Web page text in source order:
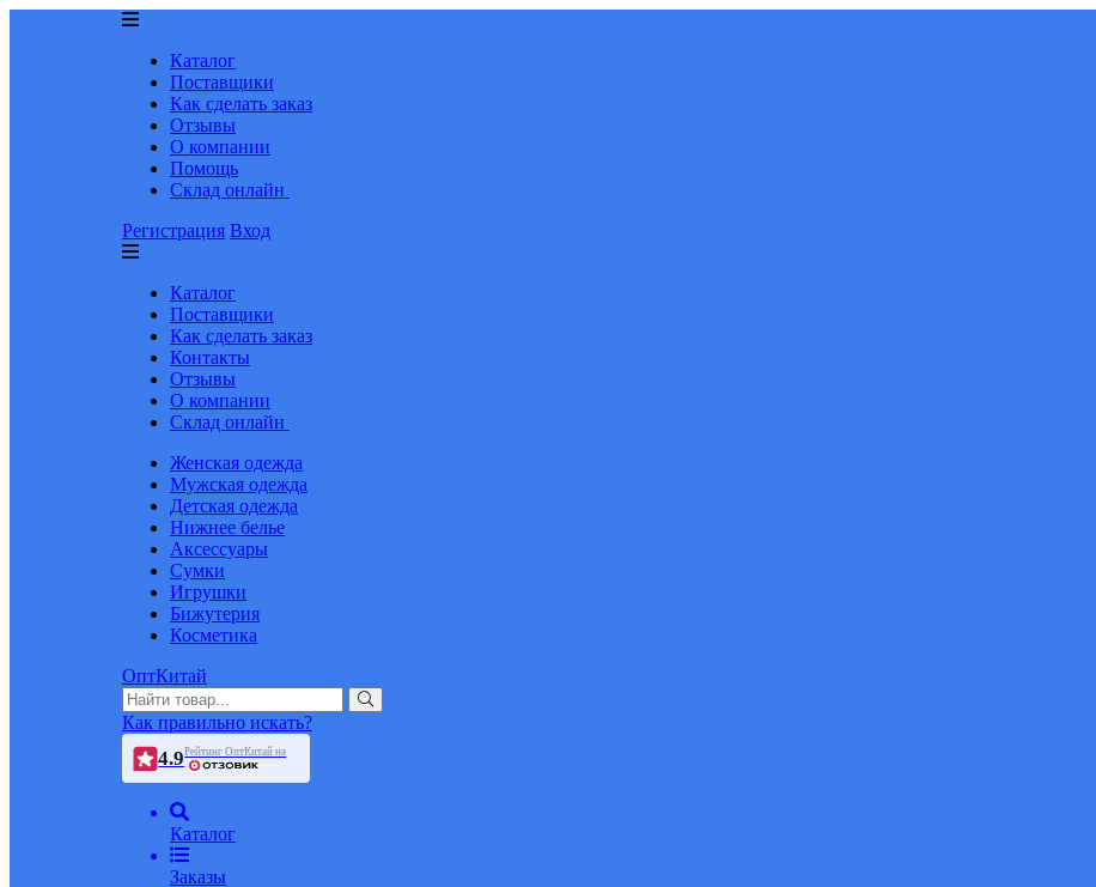
Каталог
Поставщики
Как сделать заказ
Отзывы
О компании
Помощь
Склад онлайн
Регистрация Вход
Каталог
Поставщики
Как сделать заказ
Контакты
Отзывы
О компании
Склад онлайн
Женская одежда
Мужская одежда
Детская одежда
Нижнее белье
Аксессуары
Сумки
Игрушки
Бижутерия
Косметика
ОптКитай
Как правильно искать?
4.9Рейтинг ОптКитай на
Каталог
Заказы